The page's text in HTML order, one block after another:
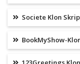
Societe Klon
BookMyShow-